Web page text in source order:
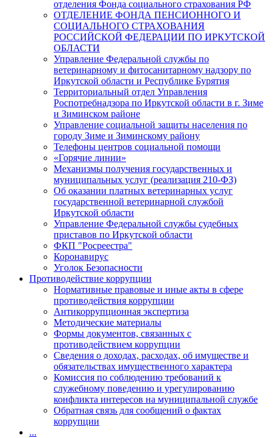
отделения Фонда социального страхования РФ
ОТДЕЛЕНИЕ ФОНДА ПЕНСИОННОГО И
СОЦИАЛЬНОГО СТРАХОВАНИЯ
РОССИЙСКОЙ ФЕДЕРАЦИИ ПО ИРКУТСКОЙ
ОБЛАСТИ
Управление Федеральной службы по
ветеринарному и фитосанитарному надзору по
Иркутской области и Республике Бурятия
Территориальный отдел Управления
Роспотребнадзора по Иркутской области в г. Зиме
и Зиминском районе
Управление социальной защиты населения по
городу Зиме и Зиминскому району
Телефоны центров социальной помощи
«Горячие линии»
Механизмы получения государственных и
муниципальных услуг (реализация 210-ФЗ)
Об оказании платных ветеринарных услуг
государственной ветеринарной службой
Иркутской области
Управление Федеральной службы судебных
приставов по Иркутской области
ФКП "Росреестра"
Коронавирус
Уголок Безопасности
Противодействие коррупции
Нормативные правовые и иные акты в сфере
противодействия коррупции
Антикоррупционная экспертиза
Методические материалы
Формы документов, связанных с
противодействием коррупции
Сведения о доходах, расходах, об имуществе и
обязательствах имущественного характера
Комиссия по соблюдению требований к
служебному поведению и урегулированию
конфликта интересов на муниципальной службе
Обратная связь для сообщений о фактах
коррупции
...